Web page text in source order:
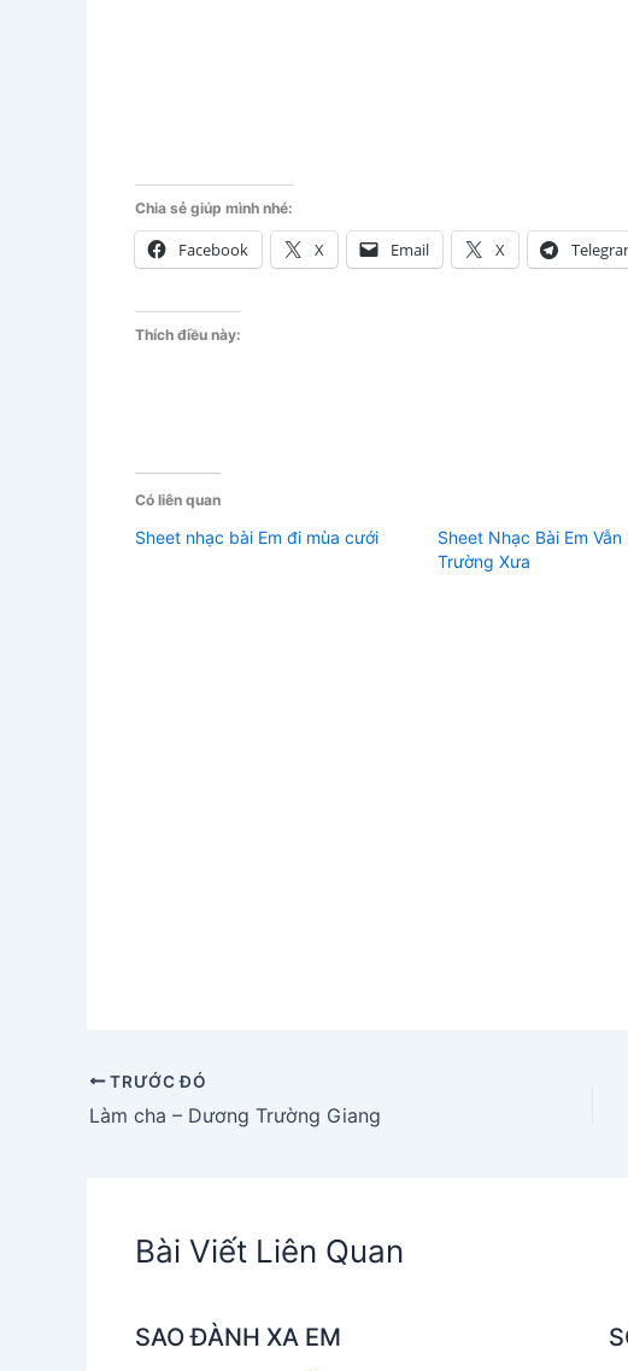
Chia sẻ giúp mình nhé:
Facebook X Email X
Thích điều này:
Có liên quan
Sheet nhạc bài Em đi mùa cưới
Sheet Nhạc Bài Em Vẫn
Trường Xưa
TRƯỚC ĐÓ
Làm cha – Dương Trường Giang
Bài Viết Liên Quan
SAO ĐÀNH XA EM